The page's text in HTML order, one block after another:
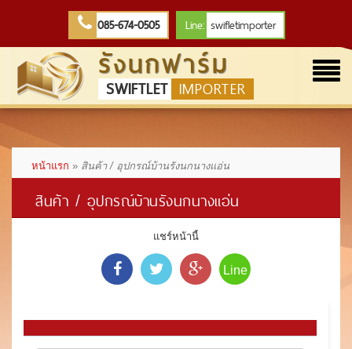
085-674-0505 Line: swifletimporter
รังนกฟาร์ม
SWIFTLET IMPORTER
หน้าแรก » สินค้า / อุปกรณ์บ้านรังนกนางแอ่น
สินค้า / อุปกรณ์บ้านรังนกนางแอ่น
แชร์หน้านี้
Line